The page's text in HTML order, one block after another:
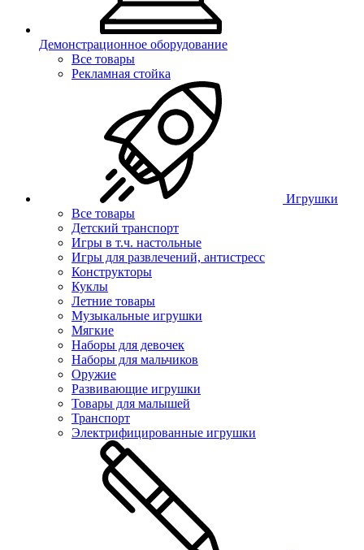
Демонстрационное оборудование
Все товары
Рекламная стойка
Игрушки
Все товары
Детский транспорт
Игры в т.ч. настольные
Игры для развлечений, антистресс
Конструкторы
Куклы
Летние товары
Музыкальные игрушки
Мягкие
Наборы для девочек
Наборы для мальчиков
Оружие
Развивающие игрушки
Товары для малышей
Транспорт
Электрифицированные игрушки